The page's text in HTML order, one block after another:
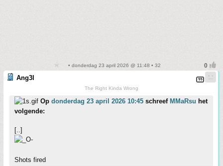
• donderdag 23 april 2026 @ 11:48 • 32
Ang3l
The Right Kinda Wrong
Op donderdag 23 april 2026 10:45 schreef MMaRsu het
volgende:
[..]
Shots fired